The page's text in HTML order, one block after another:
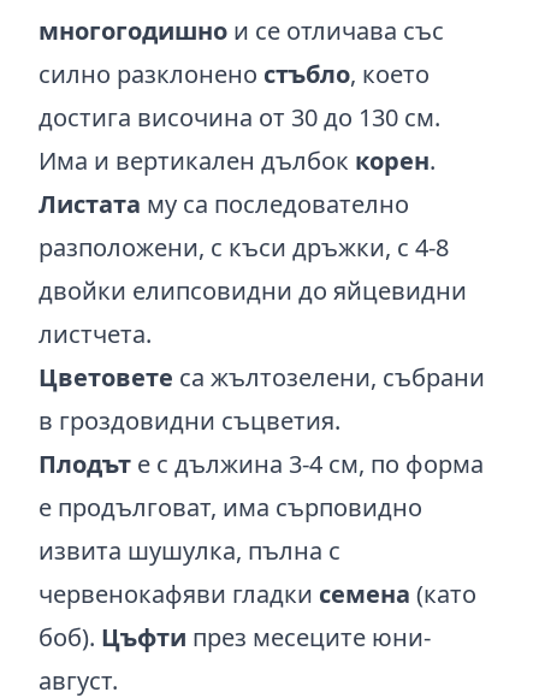
многогодишно и се отличава със
силно разклонено стъбло, което
достига височина от 30 до 130 см.
Има и вертикален дълбок корен.
Листата му са последователно
разположени, с къси дръжки, с 4-8
двойки елипсовидни до яйцевидни
листчета.
Цветовете са жълтозелени, събрани
в гроздовидни съцветия.
Плодът е с дължина 3-4 см, по форма
е продълговат, има сърповидно
извита шушулка, пълна с
червенокафяви гладки семена (като
боб). Цъфти през месеците юни-
август.